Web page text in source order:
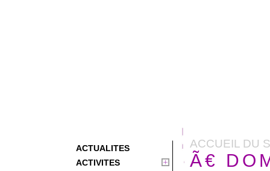
ACTUALITES
ACTIVITES
ACCUEIL DU
Ã€